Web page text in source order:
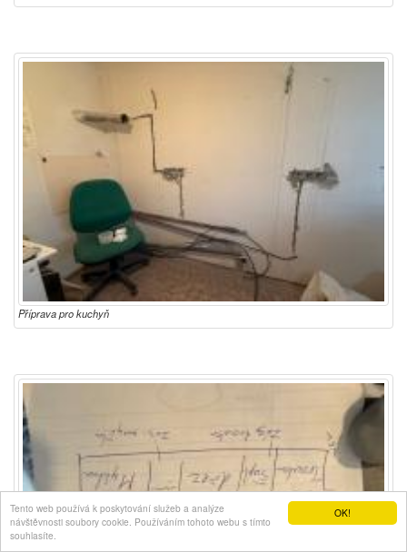
OK!
Tento web používá k poskytování služeb a analýze
návštěvnosti soubory cookie. Používáním tohoto webu s tímto
souhlasíte.
Příprava pro kuchyň